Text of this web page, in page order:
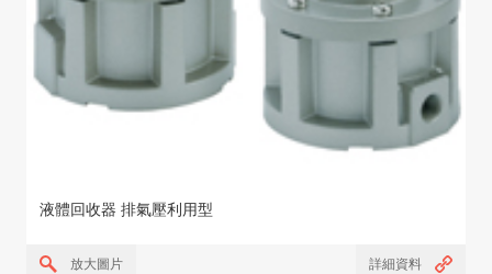
液體回收器 排氣壓利用型
放大圖片 詳細資料